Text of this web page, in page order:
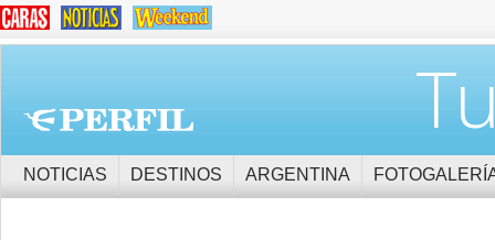
NOTICIAS DESTINOS ARGENTINA